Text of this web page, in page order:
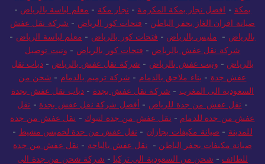
بمكة - افضل نجار بمكة المكرمة - نجار مكة - معلم لياسة بالرياض -
صيانة افران الغاز بحفر الباطن - فتحات كور الرياض - شركة نقل عفش
بالرياض - مليس بالرياض - فتحات كور بالرياض - معلم لياسة الرياض -
شركة نقل عفش بالرياض - فتحات كور بالرياض - ونيت توصيل
بالرياض - ونيت عفش بالرياض - شركة نقل عفش بالرياض -دباب نقل
عفش جدة - بناء ملاحق بالدمام - شركة ترميم بالدمام - شحن من
السعودية الى المغرب - شركة نقل عفش بجدة - دباب نقل عفش بجدة
- نقل عفش من جدة للرياض - أفضل شركة نقل عفش بجدة - نقل
عفش من جدة للدمام - نقل عفش من جدة لتبوك - نقل عفش من جدة
للمدينة - صيانة مكيفات بجازان - نقل عفش من جدة لخميس مشيط -
صيانة مكيفات بحفر الباطن - نقل عفش بالباحة - نقل عفش من جدة
للطائف - شحن من السعودية الى تركيا - شركة شحن من جدة الى